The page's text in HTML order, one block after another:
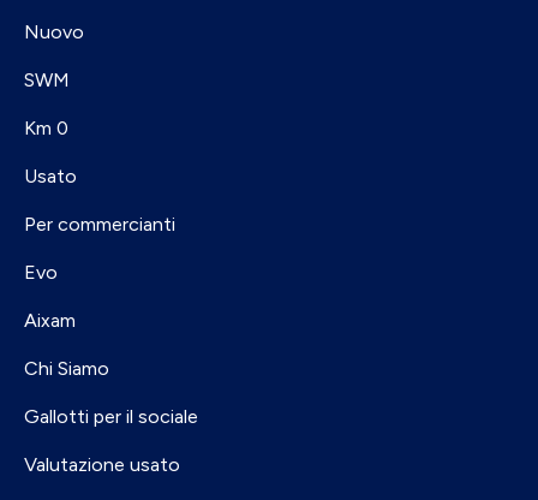
Nuovo
SWM
Km 0
Usato
Per commercianti
Evo
Aixam
Chi Siamo
Gallotti per il sociale
Valutazione usato